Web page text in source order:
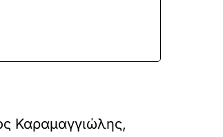
Καραμαγγιώλης,